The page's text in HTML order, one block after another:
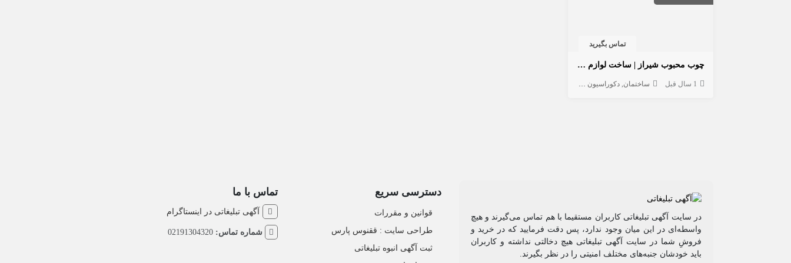
تماس بگیرید
چوب محبوب شیراز | ساخت لوازم چوبی با ۴۰ سال تجربه استادکار دهقانی
1 سال قبل ساختمان دکوراسیون داخلی
در سایت آگهی تبلیغاتی کاربران مستقیما با هم تماس می‌گیرند و هیچ
واسطه‌ای در این میان وجود ندارد، پس دقت فرمایید که در خرید و
فروشِ شما در سایت آگهی تبلیغاتی هیچ دخالتی نداشته و کاربران
باید خودشان جنبه‌های مختلف امنیتی را در نظر بگیرند.
دسترسی سریع
قوانین و مقررات
طراحی سایت : ققنوس پارس
ثبت آگهی انبوه تبلیغاتی
تماس با ما
آگهی تبلیغاتی در اینستاگرام
شماره تماس: 02191304320